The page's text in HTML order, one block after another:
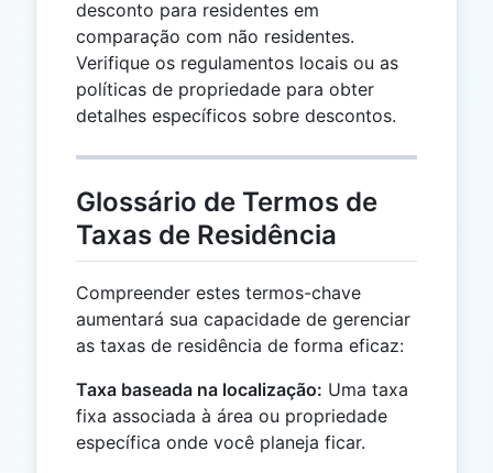
desconto para residentes em
comparação com não residentes.
Verifique os regulamentos locais ou as
políticas de propriedade para obter
detalhes específicos sobre descontos.
Glossário de Termos de
Taxas de Residência
Compreender estes termos-chave
aumentará sua capacidade de gerenciar
as taxas de residência de forma eficaz:
Taxa baseada na localização: Uma taxa
fixa associada à área ou propriedade
específica onde você planeja ficar.